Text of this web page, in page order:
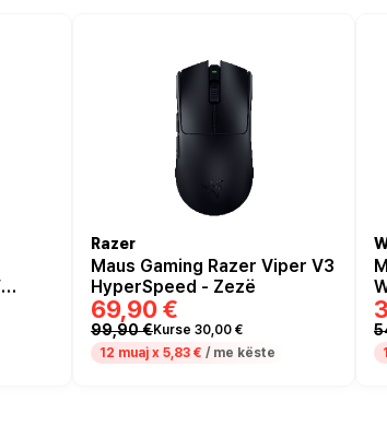
Razer
Maus Gaming Razer Viper V3
HyperSpeed - Zezë
69,90 €
99,90 €Kurse 30,00 €
12 muaj x 5,83 € / me këste